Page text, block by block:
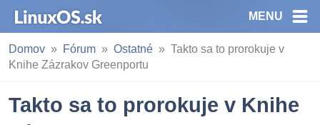
MENU
Domov Fórum Ostatné
Takto sa to prorokuje v
Knihe Zázrakov Greenportu
Takto sa to prorokuje v Knihe